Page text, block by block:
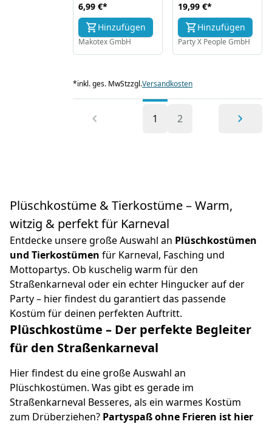
6,99 €*
Hinzufügen
Makotex GmbH
19,99 €*
Hinzufügen
Party X People GmbH
*inkl. ges. MwStzzgl.Versandkosten
1 2
Plüschkostüme & Tierkostüme – Warm,
witzig & perfekt für Karneval
Entdecke unsere große Auswahl an Plüschkostümen
und Tierkostümen für Karneval, Fasching und
Mottopartys. Ob kuschelig warm für den
Straßenkarneval oder ein echter Hingucker auf der
Party – hier findest du garantiert das passende
Kostüm für deinen perfekten Auftritt.
Plüschkostüme – Der perfekte Begleiter
für den Straßenkarneval
Hier findest du eine große Auswahl an
Plüschkostümen. Was gibt es gerade im
Straßenkarneval Besseres, als ein warmes Kostüm
zum Drüberziehen? Partyspaß ohne Frieren ist hier